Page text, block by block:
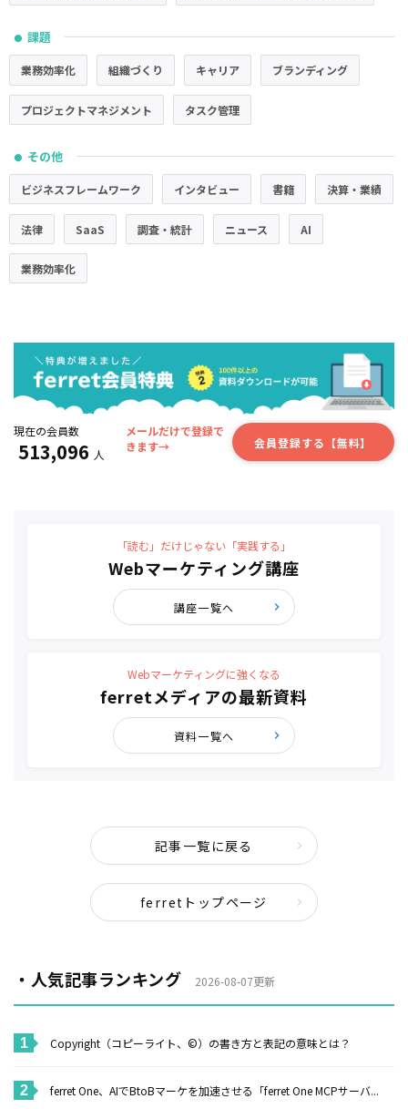
● 課題
業務効率化 組織づくり キャリア ブランディング
プロジェクトマネジメント タスク管理
● その他
ビジネスフレームワーク インタビュー 書籍 決算・業績
法律 SaaS 調査・統計 ニュース AI
業務効率化
現在の会員数
513,096 人
メールだけで登録で
きます→
会員登録する【無料】
「読む」だけじゃない「実践する」
Webマーケティング講座
講座一覧へ
Webマーケティングに強くなる
ferretメディアの最新資料
資料一覧へ
記事一覧に戻る
ferretトップページ
・人気記事ランキング 2026-08-07更新
Copyright（コピーライト、©）の書き方と表記の意味とは？
ferret One、AIでBtoBマーケを加速させる「ferret One MCPサーバ...